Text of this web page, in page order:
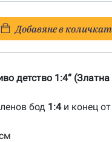
Добавяне в
детство 1:4“
бод 1:4и конец